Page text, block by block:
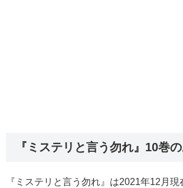
『ミステリと言う勿れ』10巻
『ミステリと言う勿れ』は2021年12月現